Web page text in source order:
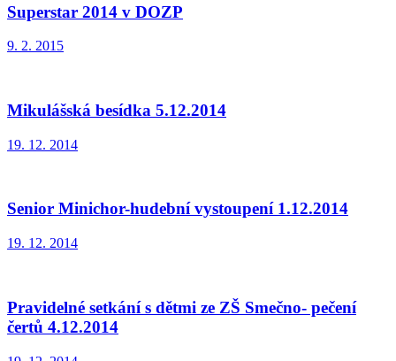
Superstar 2014 v DOZP
9. 2. 2015
Mikulášská besídka 5.12.2014
19. 12. 2014
Senior Minichor-hudební vystoupení 1.12.2014
19. 12. 2014
Pravidelné setkání s dětmi ze ZŠ Smečno- pečení
čertů 4.12.2014